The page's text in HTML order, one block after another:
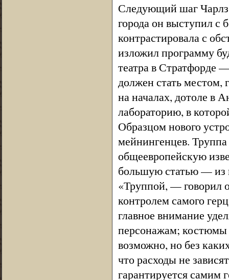
Следующий шаг Чарлз
города он выступил с
контрастировала с
изложил программу
театра в Стратфорде
должен стать местом,
на началах, дотоле в
лабораторию, в
Образцом нового
мейнингенцев. Труппа
общеевропейскую
большую статью — из
«Труппой, — говорил
контролем самого
главное внимание
персонажам; костюмы
возможно, но без
что расходы не
гарантируется самим